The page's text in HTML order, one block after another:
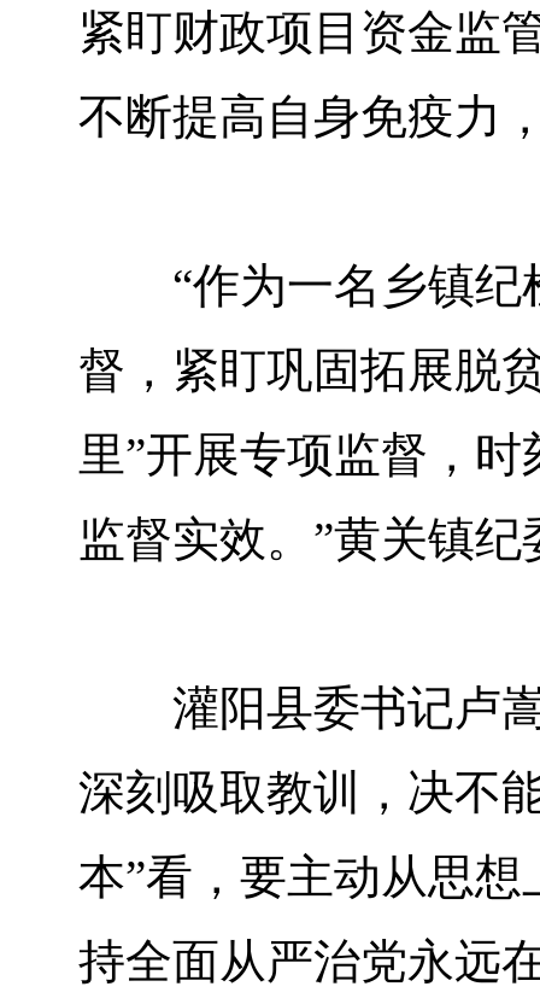
紧盯财政项目资金监
不断提高自身免疫力
“作为一名乡镇纪检
督，紧盯巩固拓展脱
里”开展专项监督，
监督实效。”黄关镇
灌阳县委书记卢嵩
深刻吸取教训，决不
本”看，要主动从思
持全面从严治党永远